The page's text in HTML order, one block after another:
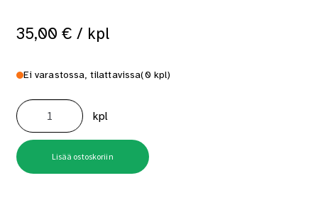
35,00 € / kpl
Ei varastossa, tilattavissa(0 kpl)
Piiloasennussarja
FK720
=
Sopii
FK700-
702
määrä
kpl
Lisää ostoskoriin